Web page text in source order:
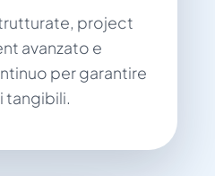
project
avanzato e
per garantire
tangibili.